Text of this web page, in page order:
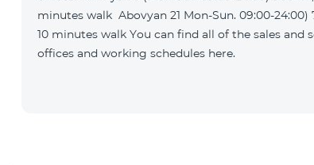
minutes walk Abovyan 21 Mon-Sun. 09:00-24:00) 700 m.
10 minutes walk You can find all of the sales and service
offices and working schedules here.